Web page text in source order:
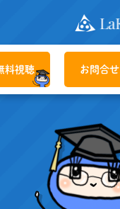
料視聴 お問合せ